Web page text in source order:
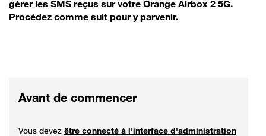
gérer les SMS reçus sur votre Orange Airbox 2 5G.
Procédez comme suit pour y parvenir.
Avant de commencer
Vous devez être connecté à l'interface d'administration